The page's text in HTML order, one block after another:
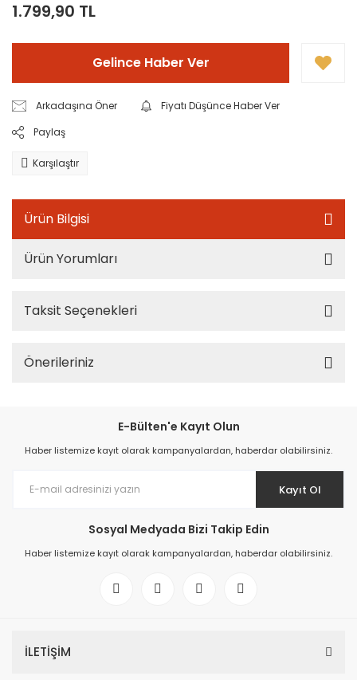
1.799,90 TL
Gelince Haber Ver
Arkadaşına Öner
Fiyatı Düşünce Haber Ver
Paylaş
Karşılaştır
Ürün Bilgisi
Ürün Yorumları
Taksit Seçenekleri
Önerileriniz
E-Bülten'e Kayıt Olun
Haber listemize kayıt olarak kampanyalardan, haberdar olabilirsiniz.
Kayıt Ol
Sosyal Medyada Bizi Takip Edin
Haber listemize kayıt olarak kampanyalardan, haberdar olabilirsiniz.
İLETİŞİM